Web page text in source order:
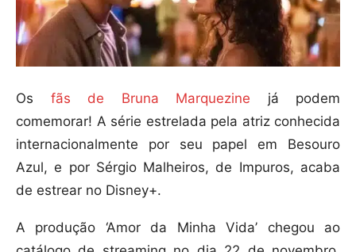
Os fãs de Bruna Marquezine já podem
comemorar! A série estrelada pela atriz conhecida
internacionalmente por seu papel em Besouro
Azul, e por Sérgio Malheiros, de Impuros, acaba
de estrear no Disney+.
A produção ‘Amor da Minha Vida’ chegou ao